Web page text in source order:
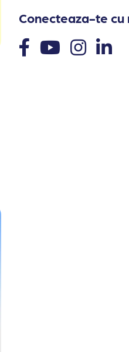
Conecteaza-te cu